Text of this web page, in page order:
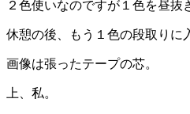
２色使いなのですが１色を昼抜
休憩の後、もう１色の段取りに
画像は張ったテープの芯。
上、私。